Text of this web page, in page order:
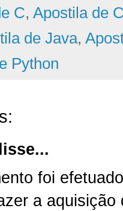
C, Apostila de
de Java,
Python
foi
a aquisição